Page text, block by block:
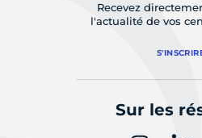
Recevez
l'actualité de vos
Sur les